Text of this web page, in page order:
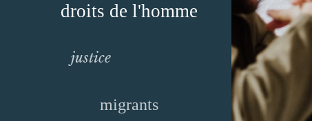
droits de l'homme
justice
migrants